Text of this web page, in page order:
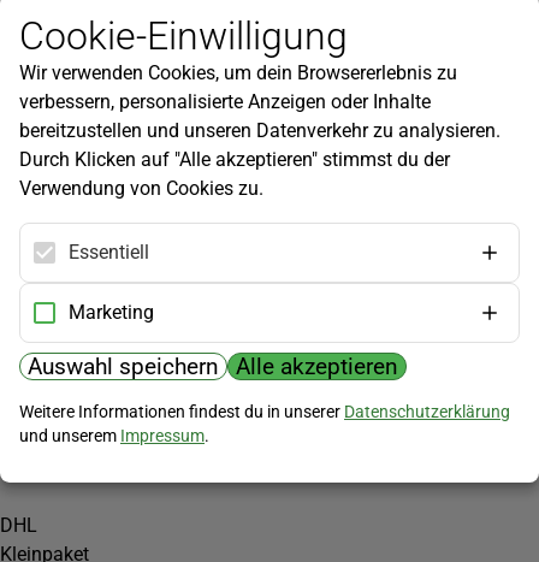
Newsletter
Infos zu neuen Produkten, Gartentipps und mehr findest du in
unserem Newsletter!
Jetzt anmelden
Hilfe
Kundenservice
Widerrufsbelehrung
Versandkosten
Zahlungsmöglichkeiten
PayPal
Vorkasse
Versand
DHL
Kleinpaket
Cookie-Einwilligung
Wir verwenden Cookies, um dein Browsererlebnis zu
verbessern, personalisierte Anzeigen oder Inhalte
bereitzustellen und unseren Datenverkehr zu analysieren.
Durch Klicken auf "Alle akzeptieren" stimmst du der
Verwendung von Cookies zu.
Essentiell
Marketing
Auswahl speichern Alle akzeptieren
Weitere Informationen findest du in unserer Datenschutzerklärung
und unserem Impressum.